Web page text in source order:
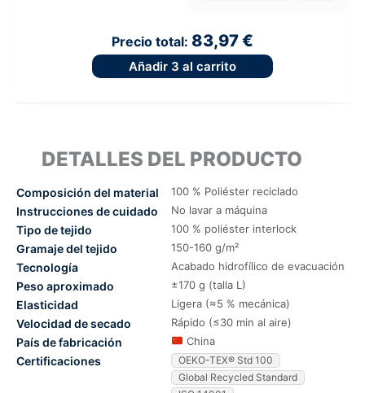
Precio total: 83,97 €
Añadir 3 al carrito
DETALLES DEL PRODUCTO
Composición del material 100 % Poliéster reciclado
Instrucciones de cuidado No lavar a máquina
Tipo de tejido 100 % poliéster interlock
Gramaje del tejido 150-160 g/m²
Tecnología Acabado hidrofílico de evacuación
Peso aproximado ±170 g (talla L)
Elasticidad Ligera (≈5 % mecánica)
Velocidad de secado Rápido (≤30 min al aire)
País de fabricación China
Certificaciones
OEKO-TEX® Std 100
Global Recycled Standard